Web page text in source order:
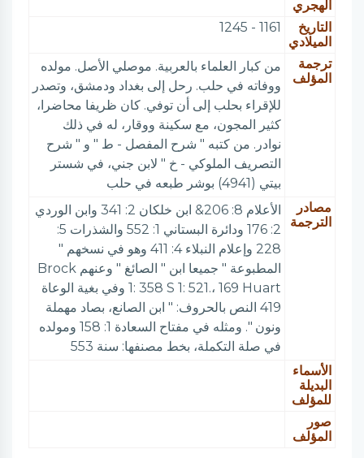
الهجري
التاريخ
الميلادي
1161 - 1245
ترجمة
المؤلف
من كبار العلماء بالعربية. موصلي الأصل. مولده
ووفاته في حلب. رحل إلى بغداد ودمشق، وتصدر
للإقراء بحلب إلى أن توفي. كان ظريفا محاضرا،
كثير المجون، مع سكينة ووقار، له في ذلك
نوادر. من كتبه " شرح المفصل - ط " و " شرح
التصريف الملوكي - خ " لابن جني، في شستر
بيتي (4941) بوشر طبعه في حلب
مصادر
الترجمة
الأعلام 8: 206& ابن خلكان 2: 341 وابن الوردي
2: 176 ودائرة البستاني 1: 552 والشذرات 5:
228 وإعلام النبلاء 4: 411 وهو في نسخهم "
المطبوعة " جميعا ابن " الصائغ " وعنهم Brock
1: 358 S 1: 521.، 169 Huart وفي بغية الوعاة
419 النص بالحروف: " ابن الصانع، بصاد مهملة
ونون ". ومثله في مفتاح السعادة 1: 158 ومولده
في صلة التكملة، بخط مصنفها: سنة 553
الأسماء
البديلة
للمؤلف
صور
المؤلف